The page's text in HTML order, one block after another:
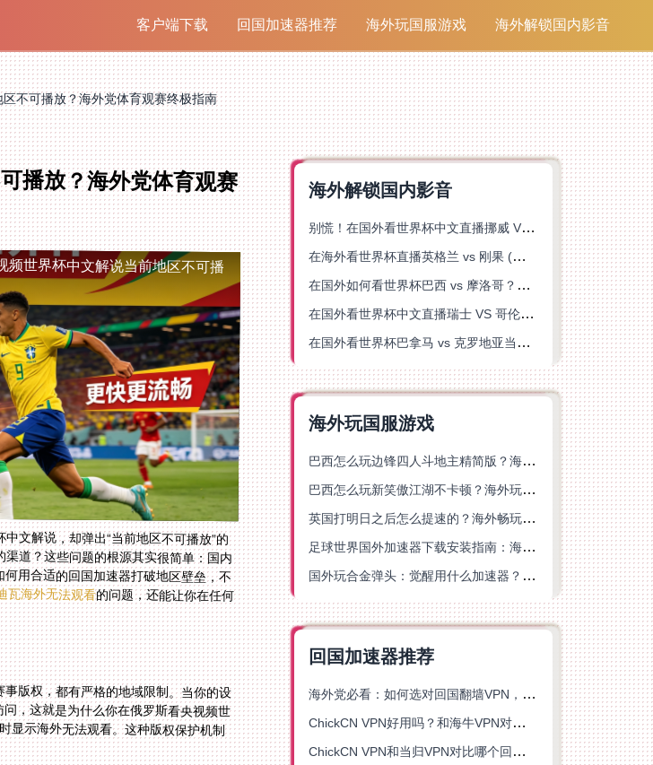
客户端下载 回国加速器推荐 海外玩国服游戏 海外解锁国内影音
不可播放？海外党体育观赛终极指南
播放？海外党体育观赛
频世界杯中文解说当前地区不可播
文解说，却弹出“当前地区不可播放”的
道？这些问题的根源其实很简单：国内
用合适的回国加速器打破地区壁垒，不
瓦海外无法观看的问题，还能让你在任何
版权，都有严格的地域限制。当你的设
，这就是为什么你在俄罗斯看央视频世
显示海外无法观看。这种版权保护机制
海外解锁国内影音
别慌！在国外看世界杯中文直播挪威 VS 英格兰仅限中国大陆？这篇指南帮你搞定
在海外看世界杯直播英格兰 vs 刚果 (金)当前地区不可播放？这篇指南帮你突破所有限制
在国外如何看世界杯巴西 vs 摩洛哥？海外党专属体育观赛指南来了
在国外看世界杯中文直播瑞士 VS 哥伦比亚当前地区不可播放？这篇指南帮你搞定
在国外看世界杯巴拿马 vs 克罗地亚当前地区不可播放？这篇指南帮你轻松解决海外体育直播难题
海外玩国服游戏
巴西怎么玩边锋四人斗地主精简版？海外游戏党的加速器终极选择
巴西怎么玩新笑傲江湖不卡顿？海外玩家国服游戏加速终极指南（附猫和老鼠一梦江湖实测）
英国打明日之后怎么提速的？海外畅玩国服游戏终极指南
足球世界国外加速器下载安装指南：海外党畅玩国服游戏的终极解决方案
国外玩合金弹头：觉醒用什么加速器？一份写给海外游子的畅玩指南
回国加速器推荐
海外党必看：如何选对回国翻墙VPN，无缝解锁国内资源？
ChickCN VPN好用吗？和海牛VPN对比哪个回国效果更好？
ChickCN VPN和当归VPN对比哪个回国效果更好？海外党亲测后选了它